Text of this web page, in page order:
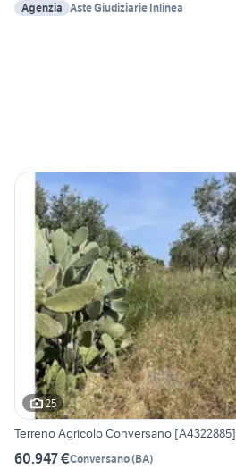
Agenzia Aste Giudiziarie Inlinea
25
Terreno Agricolo Conversano [A4322885]
60.947 €Conversano(BA)